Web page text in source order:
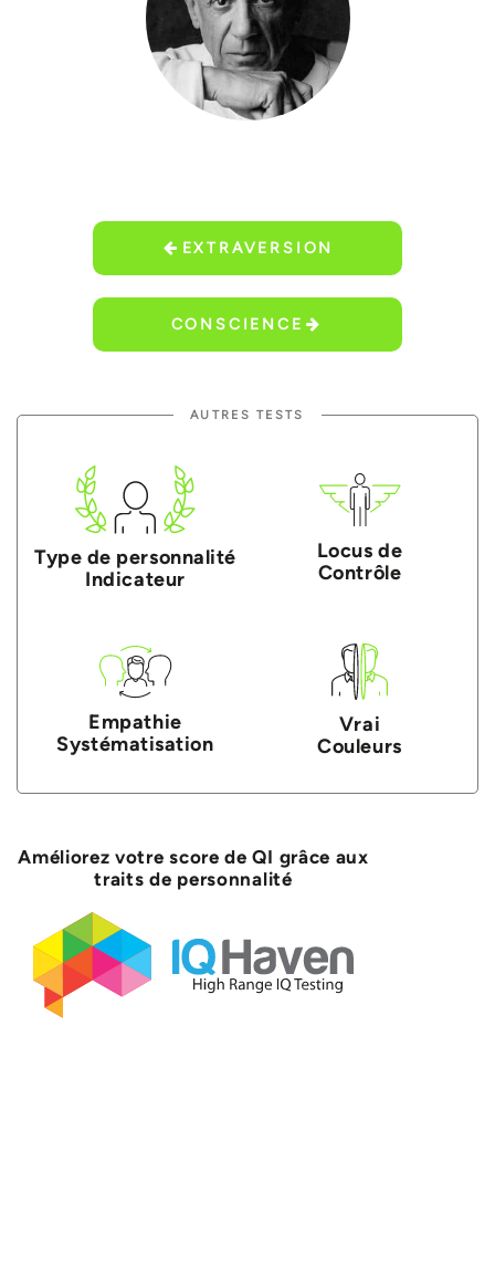
EXTRAVERSION
CONSCIENCE
AUTRES TESTS
Type de personnalité
Indicateur
Locus de
Contrôle
Empathie
Systématisation
Vrai
Couleurs
Améliorez votre score de QI grâce aux
traits de personnalité